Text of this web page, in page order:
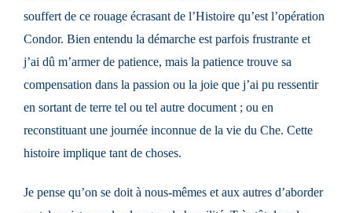
souffert de ce rouage écrasant de l’Histoire qu’est l’opération
Condor. Bien entendu la démarche est parfois frustrante et
j’ai dû m’armer de patience, mais la patience trouve sa
compensation dans la passion ou la joie que j’ai pu ressentir
en sortant de terre tel ou tel autre document ; ou en
reconstituant une journée inconnue de la vie du Che. Cette
histoire implique tant de choses.
Je pense qu’on se doit à nous-mêmes et aux autres d’aborder